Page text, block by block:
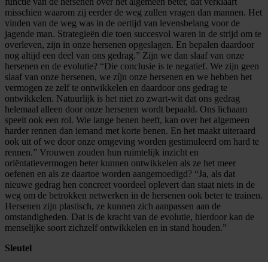
misschien waarom zij eerder de weg zullen vragen dan mannen. Het
vinden van de weg was in de oertijd van levensbelang voor de
jagende man. Strategieën die toen succesvol waren in de strijd om te
overleven, zijn in onze hersenen opgeslagen. En bepalen daardoor
nog altijd een deel van ons gedrag.” Zijn we dan slaaf van onze
hersenen en de evolutie? “Die conclusie is te negatief. We zijn geen
slaaf van onze hersenen, we zíjn onze hersenen en we hebben het
vermogen ze zelf te ontwikkelen en daardoor ons gedrag te
ontwikkelen. Natuurlijk is het niet zo zwart-wit dat ons gedrag
helemaal alleen door onze hersenen wordt bepaald. Ons lichaam
speelt ook een rol. Wie lange benen heeft, kan over het algemeen
harder rennen dan iemand met korte benen. En het maakt uiteraard
ook uit of we door onze omgeving worden gestimuleerd om hard te
rennen.” Vrouwen zouden hun ruimtelijk inzicht en
oriëntatievermogen beter kunnen ontwikkelen als ze het meer
oefenen en als ze daartoe worden aangemoedigd? “Ja, als dat
nieuwe gedrag hen concreet voordeel oplevert dan staat niets in de
weg om de betrokken netwerken in de hersenen ook beter te trainen.
Hersenen zijn plastisch, ze kunnen zich aanpassen aan de
omstandigheden. Dat is de kracht van de evolutie, hierdoor kan de
menselijke soort zichzelf ontwikkelen en in stand houden.”
Sleutel